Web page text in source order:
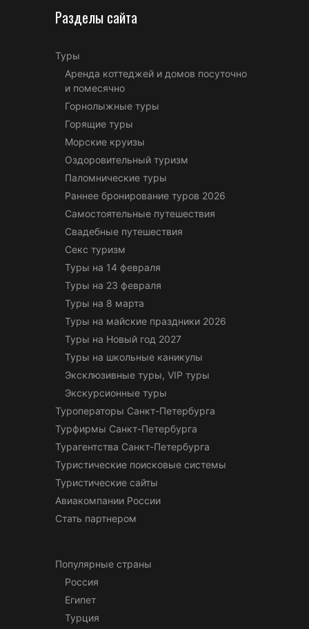
Разделы сайта
Туры
Аренда коттеджей и домов посуточно
и помесячно
Горнолыжные туры
Горящие туры
Морские круизы
Оздоровительный туризм
Паломнические туры
Раннее бронирование туров 2026
Самостоятельные путешествия
Свадебные путешествия
Секс туризм
Туры на 14 февраля
Туры на 23 февраля
Туры на 8 марта
Туры на майские праздники 2026
Туры на Новый год 2027
Туры на школьные каникулы
Эксклюзивные туры, VIP туры
Экскурсионные туры
Туроператоры Санкт-Петербурга
Турфирмы Санкт-Петербурга
Турагентства Санкт-Петербурга
Туристические поисковые системы
Туристические сайты
Авиакомпании России
Стать партнером
Популярные страны
Россия
Египет
Турция